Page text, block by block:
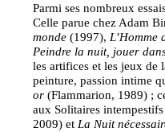
Parmi ses nombreux
Celle parue chez Adam
monde (1997), L’Homme
Peindre la nuit, jouer
les artifices et les jeux de
peinture, passion intime
or(Flammarion, 1989) ;
aux Solitaires
2009) et La Nuit